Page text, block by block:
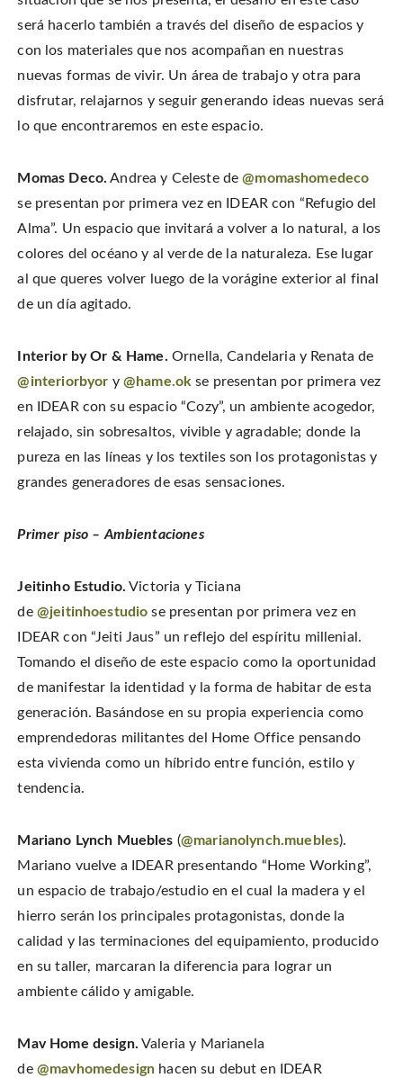
será hacerlo también a través del diseño de espacios y
con los materiales que nos acompañan en nuestras
nuevas formas de vivir. Un área de trabajo y otra para
disfrutar, relajarnos y seguir generando ideas nuevas será
lo que encontraremos en este espacio.
Momas Deco. Andrea y Celeste de@momashomedeco
se presentan por primera vez en IDEAR con “Refugio del
Alma”. Un espacio que invitará a volver a lo natural, a los
colores del océano y al verde de la naturaleza. Ese lugar
al que queres volver luego de la vorágine exterior al final
de un día agitado.
Interior by Or & Hame. Ornella, Candelaria y Renata de
@interiorbyor y @hame.ok se presentan por primera vez
en IDEAR con su espacio “Cozy”, un ambiente acogedor,
relajado, sin sobresaltos, vivible y agradable; donde la
pureza en las líneas y los textiles son los protagonistas y
grandes generadores de esas sensaciones.
Primer piso – Ambientaciones
Jeitinho Estudio. Victoria y Ticiana
de @jeitinhoestudio se presentan por primera vez en
IDEAR con “Jeiti Jaus” un reflejo del espíritu millenial.
Tomando el diseño de este espacio como la oportunidad
de manifestar la identidad y la forma de habitar de esta
generación. Basándose en su propia experiencia como
emprendedoras militantes del Home Office pensando
esta vivienda como un híbrido entre función, estilo y
tendencia.
Mariano Lynch Muebles (@marianolynch.muebles).
Mariano vuelve a IDEAR presentando “Home Working”,
un espacio de trabajo/estudio en el cual la madera y el
hierro serán los principales protagonistas, donde la
calidad y las terminaciones del equipamiento, producido
en su taller, marcaran la diferencia para lograr un
ambiente cálido y amigable.
Mav Home design. Valeria y Marianela
de @mavhomedesign hacen su debut en IDEAR